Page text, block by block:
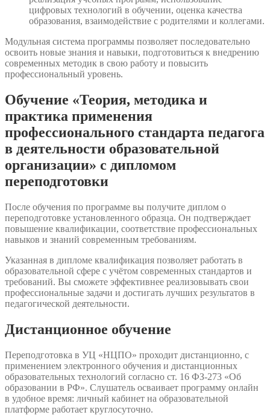
цифровых технологий в обучении, оценка качества
образования, взаимодействие с родителями и коллегами.
Модульная система программы позволяет последовательно
освоить новые знания и навыки, подготовиться к внедрению
современных методик в свою работу и повысить
профессиональный уровень.
Обучение «Теория, методика и
практика применения
профессионального стандарта педагога
в деятельности образовательной
организации» с дипломом
переподготовки
После обучения по программе вы получите диплом о
переподготовке установленного образца. Он подтверждает
повышение квалификации, соответствие профессиональных
навыков и знаний современным требованиям.
Указанная в дипломе квалификация позволяет работать в
образовательной сфере с учётом современных стандартов и
требований. Вы сможете эффективнее реализовывать свои
профессиональные задачи и достигать лучших результатов в
педагогической деятельности.
Дистанционное обучение
Переподготовка в УЦ «НЦПО» проходит дистанционно, с
применением электронного обучения и дистанционных
образовательных технологий согласно ст. 16 ФЗ-273 «Об
образовании в РФ». Слушатель осваивает программу онлайн
в удобное время: личный кабинет на образовательной
платформе работает круглосуточно.